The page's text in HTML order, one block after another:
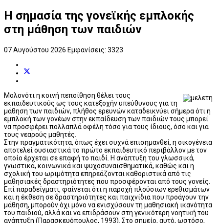
Η σημασία της γονεϊκής εμπλοκής
στη μάθηση των παιδιών
07 Αυγούστου 2026 Εμφανίσεις: 3323
Μολονότι η κοινή πεποίθηση θέλει τους
εκπαιδευτικούς ως τους κατεξοχήν υπεύθυνους για τη
μάθηση των παιδιών, πλήθος ερευνών καταδεικνύει σήμερα ότι η
εμπλοκή των γονέων στην εκπαίδευση των παιδιών τους μπορεί
να προσφέρει πολλαπλά οφέλη τόσο για τους ίδιους, όσο και για
τους νεαρούς μαθητές.
Στην πραγματικότητα, όπως έχει συχνά επισημανθεί, η οικογένεια
αποτελεί ουσιαστικά το πρώτο εκπαιδευτικό περιβάλλον με τον
οποίο έρχεται σε επαφή το παιδί. Η ανάπτυξη του γλωσσικά,
γνωστικά, κοινωνικά και ψυχοσυναισθηματικά, καθώς και η
σχολική του ωριμότητα επηρεάζονται καθοριστικά από τις
μαθησιακές δραστηριότητες που προσφέρονται από τους γονείς.
Επί παραδείγματι, φαίνεται ότι η παροχή πλούσιων ερεθισμάτων
και η έκθεση σε δραστηριότητες και παιχνίδια που προάγουν την
μάθηση, μπορούν όχι μόνο να ενισχύσουν τη μαθησιακή ικανότητα
του παιδιού, αλλά και να επιδράσουν στη γενικότερη νοητική του
ανάπτυξη (Παρασκευόπουλος, 1993). Στο σημείο, αυτό, ωστόσο,